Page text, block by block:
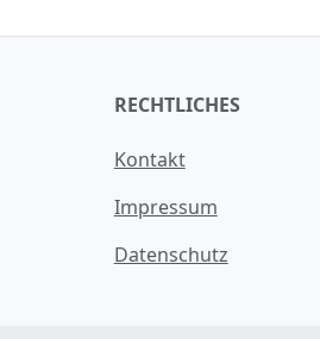
RECHTLICHES
Kontakt
Impressum
Datenschutz